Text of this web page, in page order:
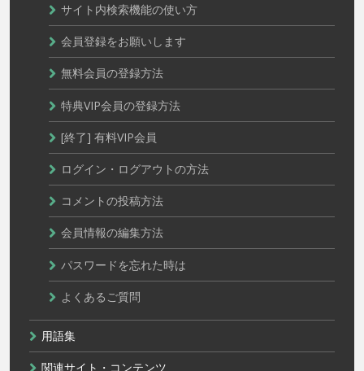
サイト内検索機能の使い方
会員登録をお願いします
無料会員の登録方法
特典VIP会員の登録方法
[終了] 有料VIP会員
ログイン・ログアウトの方法
コメントの投稿方法
会員情報の編集方法
パスワードを忘れた時は
よくあるご質問
用語集
関連サイト・コンテンツ